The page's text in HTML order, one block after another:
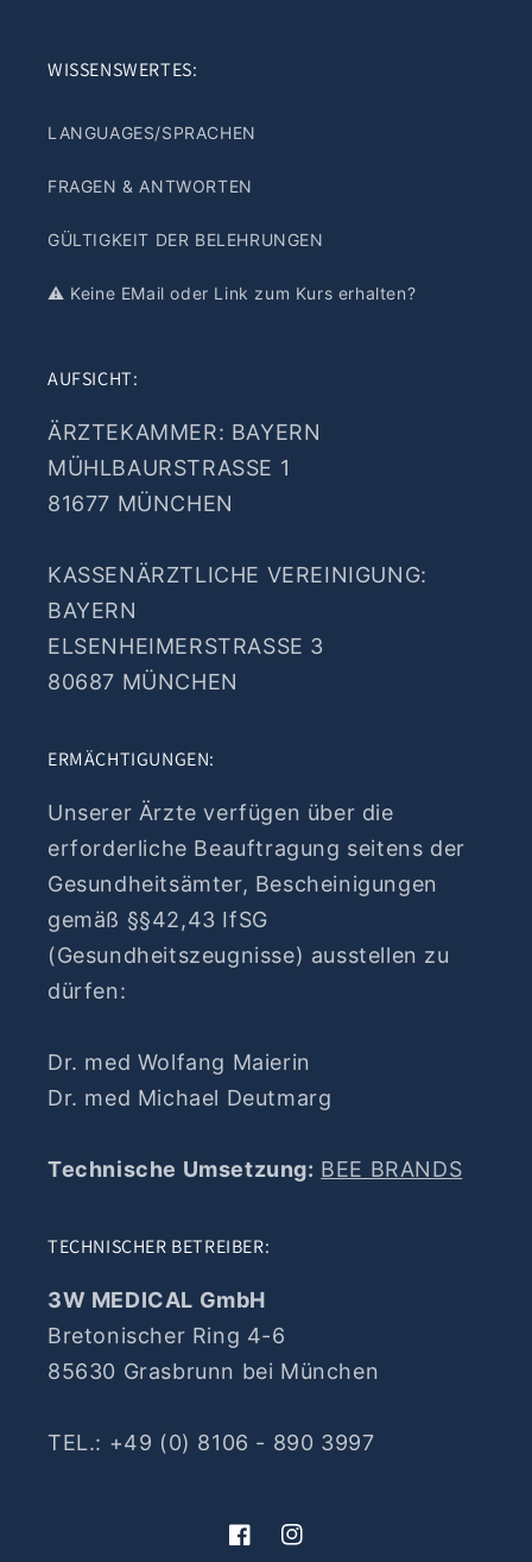
WISSENSWERTES:
LANGUAGES/SPRACHEN
FRAGEN & ANTWORTEN
GÜLTIGKEIT DER BELEHRUNGEN
⚠️ Keine EMail oder Link zum Kurs erhalten?
AUFSICHT:
ÄRZTEKAMMER: BAYERN
MÜHLBAURSTRASSE 1
81677 MÜNCHEN
KASSENÄRZTLICHE VEREINIGUNG:
BAYERN
ELSENHEIMERSTRASSE 3
80687 MÜNCHEN
ERMÄCHTIGUNGEN:
Unserer Ärzte verfügen über die
erforderliche Beauftragung seitens der
Gesundheitsämter, Bescheinigungen
gemäß §§42,43 IfSG
(Gesundheitszeugnisse) ausstellen zu
dürfen:
Dr. med Wolfang Maierin
Dr. med Michael Deutmarg
Technische Umsetzung: BEE BRANDS
TECHNISCHER BETREIBER:
3W MEDICAL GmbH
Bretonischer Ring 4-6
85630 Grasbrunn bei München
TEL.: +49 (0) 8106 - 890 3997
FacebookInstagram